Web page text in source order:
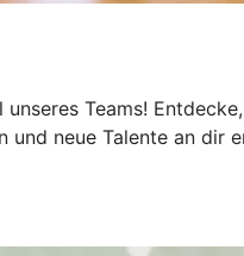
Teams!
neue Talente an dir